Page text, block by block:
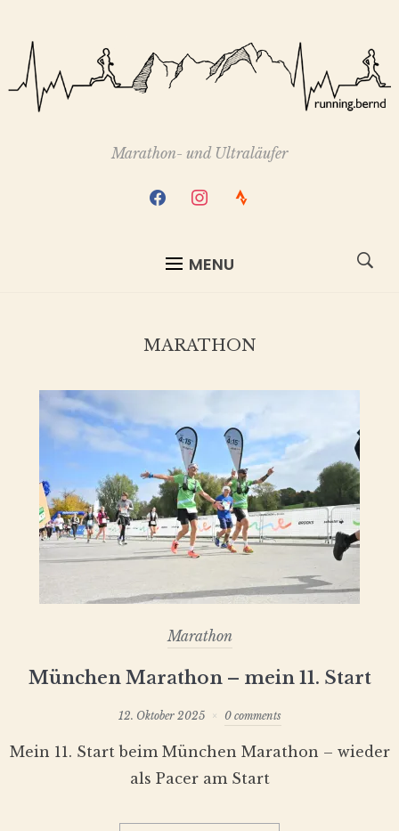
Marathon- und Ultraläufer
facebookinstagram
strava
MENU
MARATHON
Marathon
München Marathon – mein 11. Start
12. Oktober 2025 0 comments
Mein 11. Start beim München Marathon – wieder
als Pacer am Start